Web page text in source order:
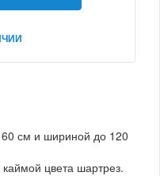
60 см и шириной до 120
цвета шартрез.